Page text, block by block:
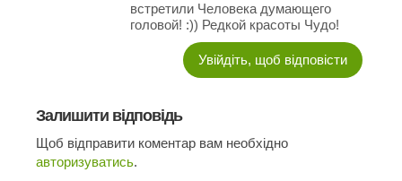
встретили Человека думающего
головой! :)) Редкой красоты Чудо!
Увійдіть, щоб відповісти
Залишити відповідь
Щоб відправити коментар вам необхідно
авторизуватись.